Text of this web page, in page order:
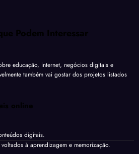
Podem Interessar
educação, internet, negócios digitais e
também vai gostar dos projetos listados
online
digitais.
à aprendizagem e memorização.